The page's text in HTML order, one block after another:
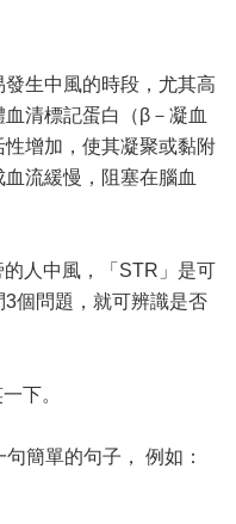
生中風的時段，尤其高
清標記蛋白（β－凝血
增加，使其凝聚或黏附
流緩慢，阻塞在腦血
人中風，「STR」是可
個問題，就可辨識是否
下。
簡單的句子， 例如：